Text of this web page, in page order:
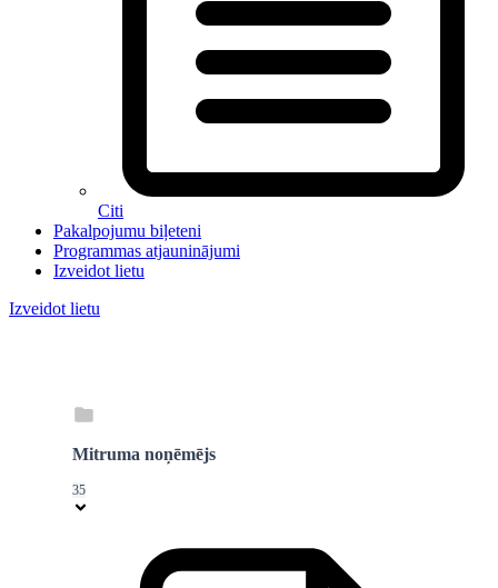
Citi
Pakalpojumu biļeteni
Programmas atjauninājumi
Izveidot lietu
Izveidot lietu
Mitruma noņēmējs
35